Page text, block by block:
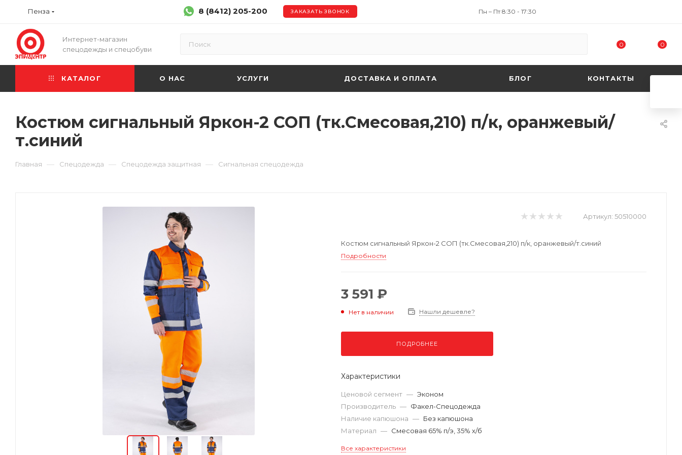
Пенза 8 (8412) 205-200 ЗАКАЗАТЬ ЗВОНОК Пн – Пт 8:30 - 17:30
Интернет-магазин
спецодежды и спецобуви
0 0
КАТАЛОГ О НАС УСЛУГИ ДОСТАВКА И ОПЛАТА БЛОГ КОНТАКТЫ
Костюм сигнальный Яркон-2 СОП (тк.Смесовая,210) п/к, оранжевый/
т.синий
Главная — Спецодежда — Спецодежда защитная — Сигнальная спецодежда
Артикул: 50510000
Костюм сигнальный Яркон-2 СОП (тк.Смесовая,210) п/к, оранжевый/т.синий
Подробности
3 591 ₽
Нет в наличии Нашли дешевле?
ПОДРОБНЕЕ
Характеристики
Ценовой сегмент — Эконом
Производитель — Факел-Спецодежда
Наличие капюшона — Без капюшона
Материал — Смесовая 65% п/э, 35% х/б
Все характеристики